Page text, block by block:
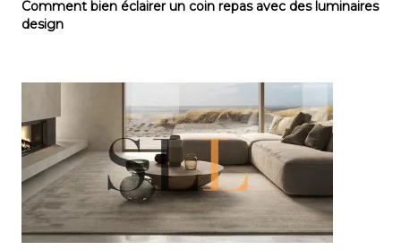
Comment bien éclairer un coin repas avec des luminaires
design